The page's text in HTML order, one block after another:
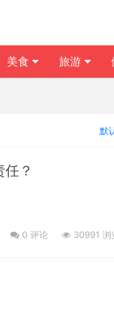
默
？
0 评论 30991 浏
美食 旅游